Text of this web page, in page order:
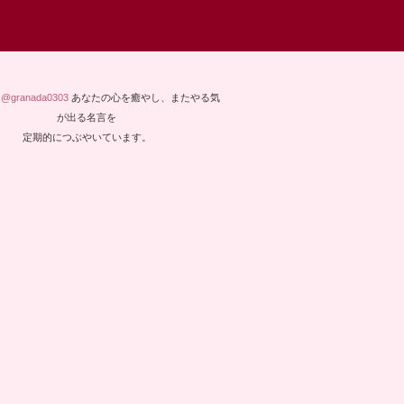
あなたの心を癒やし、またやる気
が出る名言を
定期的につぶやいています。